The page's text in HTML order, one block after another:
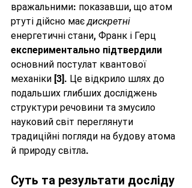
вражальними: показавши, що атом
ртуті дійсно має дискретні
енергетичні стани, Франк і Герц
експериментально підтвердили
основний постулат квантової
механіки [3]. Це відкрило шлях до
подальших глибших досліджень
структури речовини та змусило
науковий світ переглянути
традиційні погляди на будову атома
й природу світла.
Суть та результати досліду